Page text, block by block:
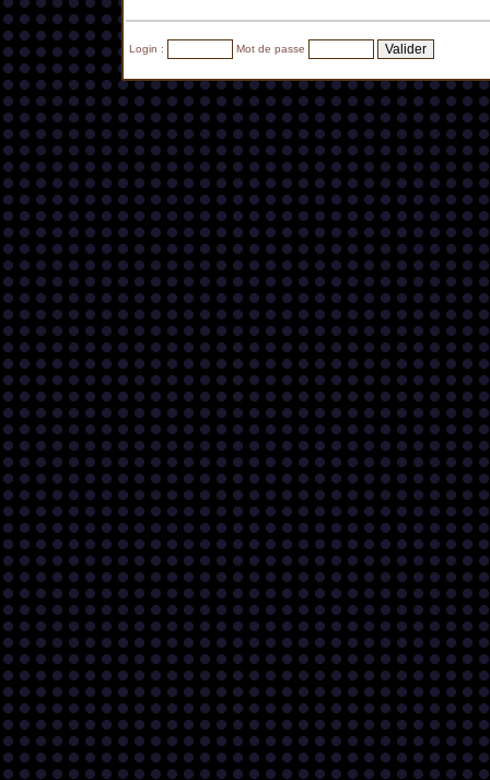
Login : Mot de passe